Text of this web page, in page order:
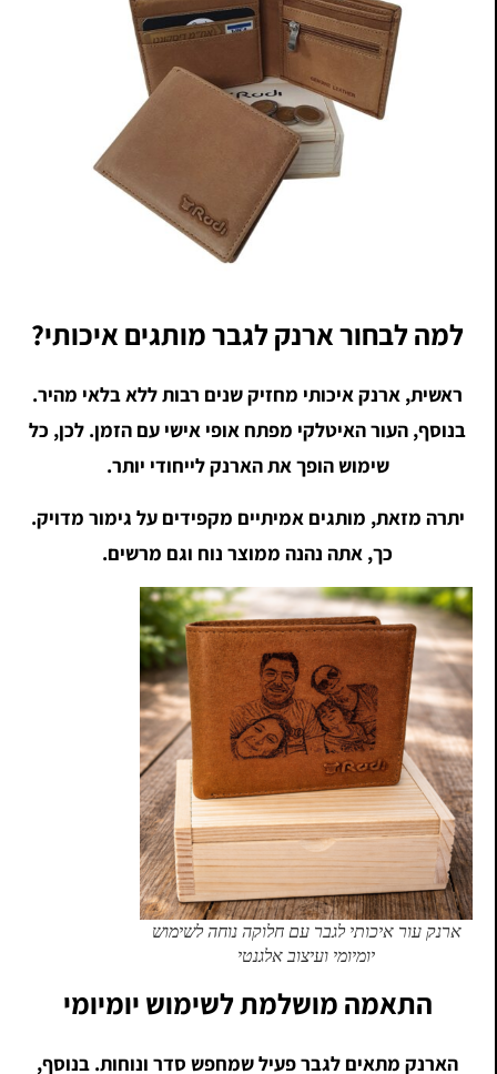
למה לבחור ארנק לגבר מותגים איכותי?
ראשית, ארנק איכותי מחזיק שנים רבות ללא בלאי מהיר.
בנוסף, העור האיטלקי מפתח אופי אישי עם הזמן. לכן, כל
שימוש הופך את הארנק לייחודי יותר.
יתרה מזאת, מותגים אמיתיים מקפידים על גימור מדויק.
כך, אתה נהנה ממוצר נוח וגם מרשים.
ארנק עור איכותי לגבר עם חלוקה נוחה לשימוש
יומיומי ועיצוב אלגנטי
התאמה מושלמת לשימוש יומיומי
הארנק מתאים לגבר פעיל שמחפש סדר ונוחות. בנוסף,